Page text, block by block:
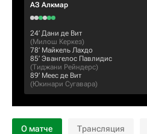
АЗ Алкмар
24‎’‎ Дани де Вит
(Милош Керкез)
78‎’‎ Майкель Лахдо
85‎’‎ Эвангелос Павлидис
(Тиджани Рейндерс)
89‎’‎ Меес де Вит
(Юкинари Сугавара)
О матче Трансляция